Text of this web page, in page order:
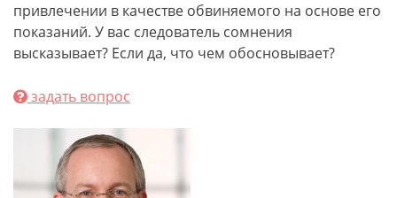
привлечении в качестве обвиняемого на основе его
показаний. У вас следователь сомнения
высказывает? Если да, что чем обосновывает?
задать вопрос